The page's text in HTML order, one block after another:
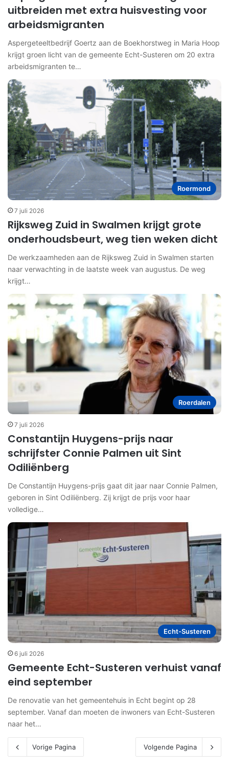
uitbreiden met extra huisvesting voor
arbeidsmigranten
Aspergeteeltbedrijf Goertz aan de Boekhorstweg in Maria Hoop
krijgt groen licht van de gemeente Echt-Susteren om 20 extra
arbeidsmigranten te…
Roermond
7 juli 2026
Rijksweg Zuid in Swalmen krijgt grote
onderhoudsbeurt, weg tien weken dicht
De werkzaamheden aan de Rijksweg Zuid in Swalmen starten
naar verwachting in de laatste week van augustus. De weg
krijgt…
Roerdalen
7 juli 2026
Constantijn Huygens-prijs naar
schrijfster Connie Palmen uit Sint
Odiliënberg
De Constantijn Huygens-prijs gaat dit jaar naar Connie Palmen,
geboren in Sint Odiliënberg. Zij krijgt de prijs voor haar
volledige…
Echt-Susteren
6 juli 2026
Gemeente Echt-Susteren verhuist vanaf
eind september
De renovatie van het gemeentehuis in Echt begint op 28
september. Vanaf dan moeten de inwoners van Echt-Susteren
naar het…
Vorige Pagina Volgende Pagina